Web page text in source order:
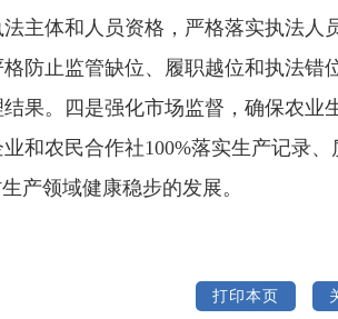
主体和人员资格，严格落实执法人
防止监管缺位、履职越位和执法错
果。四是强化市场监督，确保农业
和农民合作社100%落实生产记录、
产领域健康稳步的发展。
打印本页